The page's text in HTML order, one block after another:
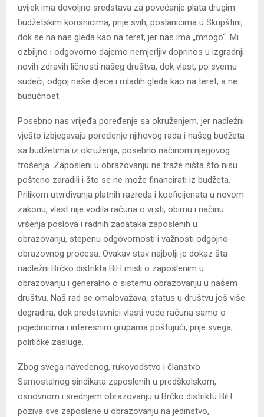
uvijek ima dovoljno sredstava za povećanje plata drugim
budžetskim korisnicima, prije svih, poslanicima u Skupštini,
dok se na nas gleda kao na teret, jer nas ima „mnogo“. Mi
ozbiljno i odgovorno dajemo nemjerljiv doprinos u izgradnji
novih zdravih ličnosti našeg društva, dok vlast, po svemu
sudeći, odgoj naše djece i mladih gleda kao na teret, a ne
budućnost.
Posebno nas vrijeđa poređenje sa okruženjem, jer nadležni
vješto izbjegavaju poređenje njihovog rada i našeg budžeta
sa budžetima iz okruženja, posebno načinom njegovog
trošenja. Zaposleni u obrazovanju ne traže ništa što nisu
pošteno zaradili i što se ne može financirati iz budžeta.
Prilikom utvrđivanja platnih razreda i koeficijenata u novom
zakonu, vlast nije vodila računa o vrsti, obimu i načinu
vršenja poslova i radnih zadataka zaposlenih u
obrazovanju, stepenu odgovornosti i važnosti odgojno-
obrazovnog procesa. Ovakav stav najbolji je dokaz šta
nadležni Brčko distrikta BiH misli o zaposlenim u
obrazovanju i generalno o sistemu obrazovanju u našem
društvu. Naš rad se omalovažava, status u društvu još više
degradira, dok predstavnici vlasti vode računa samo o
pojedincima i interesnim grupama poštujući, prije svega,
političke zasluge.
Zbog svega navedenog, rukovodstvo i članstvo
Samostalnog sindikata zaposlenih u predškolskom,
osnovnom i srednjem obrazovanju u Brčko distriktu BiH
poziva sve zaposlene u obrazovanju na jedinstvo,